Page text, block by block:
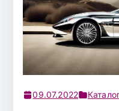
09.07.2022